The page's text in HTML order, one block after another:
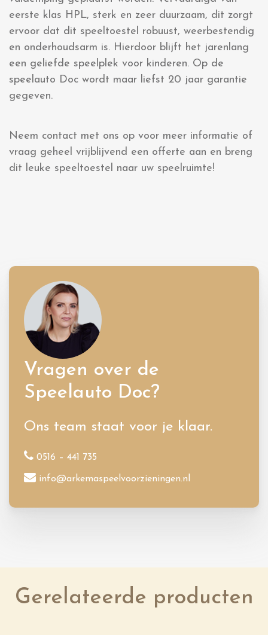
eerste klas HPL, sterk en zeer duurzaam, dit zorgt
ervoor dat dit speeltoestel robuust, weerbestendig
en onderhoudsarm is. Hierdoor blijft het jarenlang
een geliefde speelplek voor kinderen. Op de
speelauto Doc wordt maar liefst 20 jaar garantie
gegeven.
Neem contact met ons op voor meer informatie of
vraag geheel vrijblijvend een offerte aan en breng
dit leuke speeltoestel naar uw speelruimte!
Vragen over de
Speelauto Doc?
Ons team staat voor je klaar.
0516 – 441 735
info@arkemaspeelvoorzieningen.nl
Gerelateerde producten